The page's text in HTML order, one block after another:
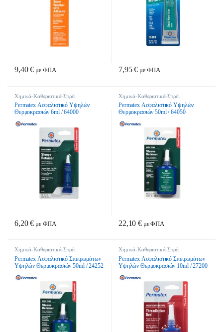
9,40€ με ΦΠΑ 7,95€ με ΦΠΑ
Χημικά-Καθαριστικά-Σπρέι
Permatex Ασφαλιστικό Υψηλών
Θερμοκρασιών 6ml / 64000
6,20€ με ΦΠΑ
Χημικά-Καθαριστικά-Σπρέι
Permatex Ασφαλιστικό Υψηλών
Θερμοκρασιών 50ml / 64050
22,10€ με ΦΠΑ
Χημικά-Καθαριστικά-Σπρέι
Permatex Ασφαλιστικό Σπειρωμάτων
Υψηλών Θερμοκρασιών 50ml / 24252
Χημικά-Καθαριστικά-Σπρέι
Permatex Ασφαλιστικό Σπειρωμάτων
Υψηλών Θερμοκρασιών 10ml / 27200